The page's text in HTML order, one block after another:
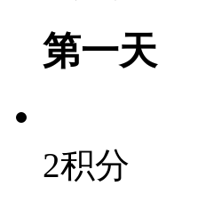
第一天
2积分